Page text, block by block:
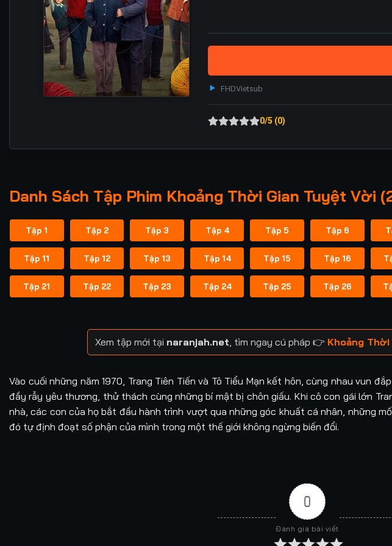
FHDVietsub
0/5 (0)
Danh Sách Tập Phim Khoảng Thời Gian Tuyệt Vời
Tập 1 Tập 2 Tập 3 Tập 4 Tập 5 Tập 6
Tập 11 Tập 12 Tập 13 Tập 14 Tập 15 Tập 16
Tập 21 Tập 22 Tập 23 Tập 24 Tập 25 Tập 26
Xem tập mới tại naranjah.net , tìm ngay cú pháp 👉 Khoảng
Vào cuối những năm 1970, Trang Tiên Tiến và Tô Tiểu Mạn kết hôn, cùng nhau vun
đầy rẫy yêu thương, thử thách cùng những bí mật bị chôn giấu. Khi cô con gái lớn
nhà, các con của họ bắt đầu hành trình vượt qua những góc khuất cá nhân, những
đó tự định đoạt số phận của mình trong một thế giới không ngừng biến đổi.
0
Đánh giá bài viết